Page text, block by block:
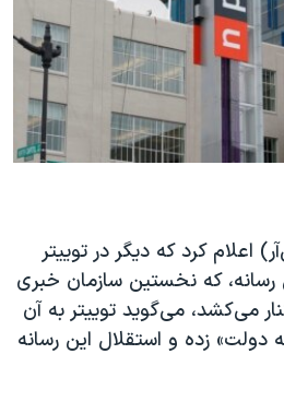
۲۰۲۴
اعلام کرد که دیگر در توییتر
رسانه، که نخستین سازمان خبری
می‌کشد، می‌گوید توییتر به آن
دولت» زده و استقلال این رسانه